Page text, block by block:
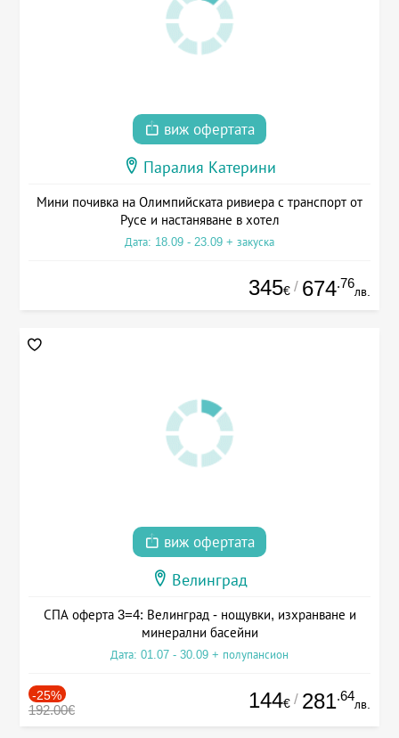
виж офертата
Паралия Катерини
Мини почивка на Олимпийската ривиера с транспорт от
Русе и настаняване в хотел
Дата: 18.09 - 23.09 + закуска
345€ / 674.76
лв.
виж офертата
Велинград
СПА оферта 3=4: Велинград - нощувки, изхранване и
минерални басейни
Дата: 01.07 - 30.09 + полупансион
-25%
192.00€ 144€ / 281.64
лв.